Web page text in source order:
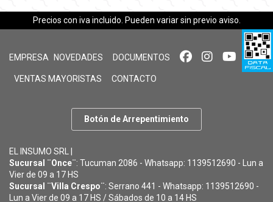
Precios con iva incluido. Pueden variar sin previo aviso.
EMPRESA NOVEDADES DOCUMENTOS
VENTAS MAYORISTAS CONTACTO
Botón de Arrepentimiento
EL INSUMO SRL |
Sucursal ¨Once¨: Tucuman 2086 - Whatsapp: 1139512690 - Lun a
Vier de 09 a 17 HS
Sucursal ¨Villa Crespo¨: Serrano 441 - Whatsapp: 1139512690 -
Lun a Vier de 09 a 17 HS / Sábados de 10 a 14 HS